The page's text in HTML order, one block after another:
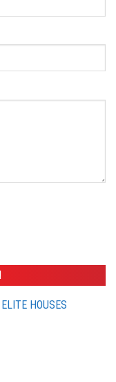
HOUSES